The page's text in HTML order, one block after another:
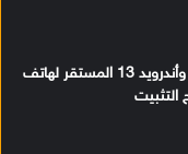
تحميل تحديث MIUI 14 وأندرويد 13 المستقر لهاتف